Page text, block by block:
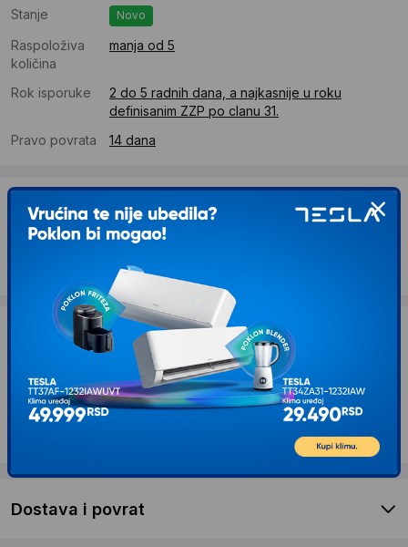
Stanje Novo
Raspoloživa
količina
manja od 5
Rok isporuke
2 do 5 radnih dana, a najkasnije u roku
definisanim ZZP po clanu 31.
Pravo povrata
14 dana
Standardna dostava se očekuje u roku od 2 do 5 radnih
dana
Troskovi dostave 490 RSD
Želite li ponudu za firmu?
Opis proizvoda LEGO Drvena stona fioka od
Dostava i povrat